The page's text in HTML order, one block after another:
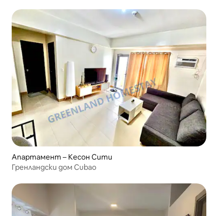
Апартамент – Кесон Сити
Гренландски дом Cubao